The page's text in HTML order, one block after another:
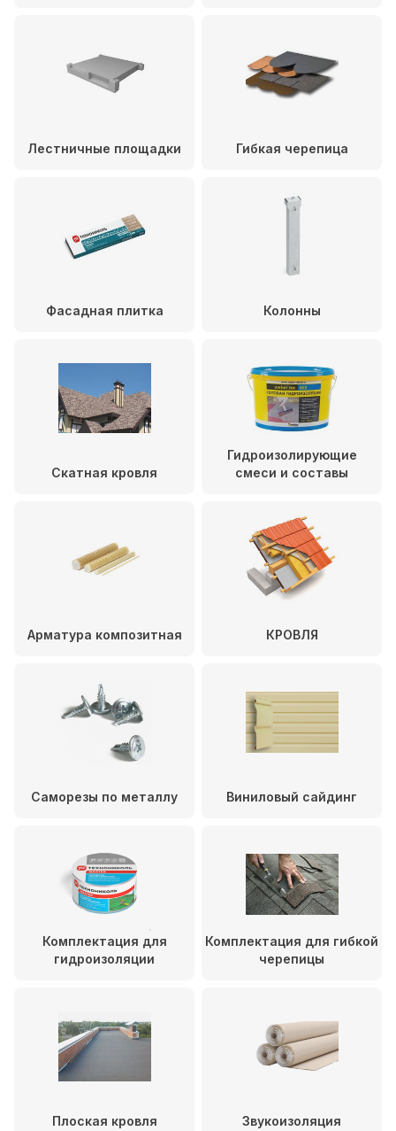
Лестничные площадки Гибкая черепица
Фасадная плитка Колонны
Скатная кровля
Гидроизолирующие
смеси и составы
Арматура композитная КРОВЛЯ
Саморезы по металлу Виниловый сайдинг
Комплектация для
гидроизоляции
Комплектация для гибкой
черепицы
Плоская кровля Звукоизоляция